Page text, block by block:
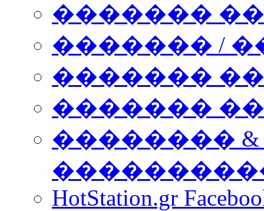
�������
������� /
�������
������� ���
��������
HotStation.gr